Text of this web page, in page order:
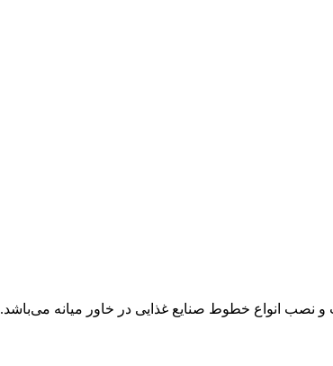
انواع خطوط صنایع غذایی در خاور میانه می‌باشد.